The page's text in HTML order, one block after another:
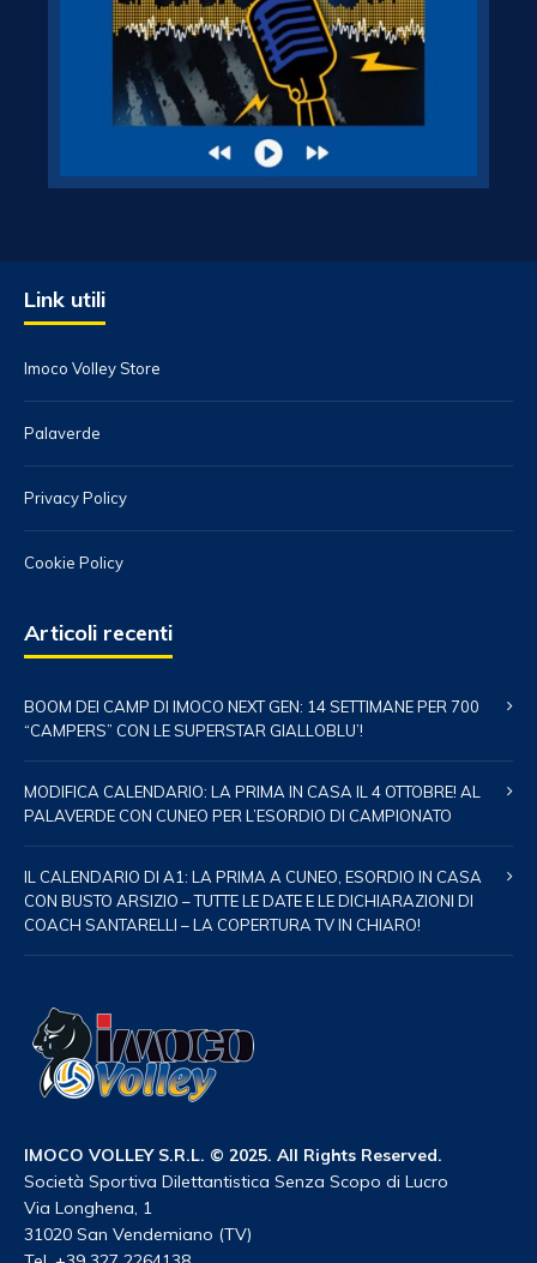
Link utili
Imoco Volley Store
Palaverde
Privacy Policy
Cookie Policy
Articoli recenti
BOOM DEI CAMP DI IMOCO NEXT GEN: 14 SETTIMANE PER 700
“CAMPERS” CON LE SUPERSTAR GIALLOBLU’!
MODIFICA CALENDARIO: LA PRIMA IN CASA IL 4 OTTOBRE! AL
PALAVERDE CON CUNEO PER L’ESORDIO DI CAMPIONATO
IL CALENDARIO DI A1: LA PRIMA A CUNEO, ESORDIO IN CASA
CON BUSTO ARSIZIO – TUTTE LE DATE E LE DICHIARAZIONI DI
COACH SANTARELLI – LA COPERTURA TV IN CHIARO!
IMOCO VOLLEY S.R.L. © 2025. All Rights Reserved.
Società Sportiva Dilettantistica Senza Scopo di Lucro
Via Longhena, 1
31020 San Vendemiano (TV)